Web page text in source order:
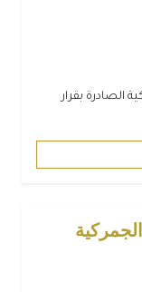
الصادرة بقرار